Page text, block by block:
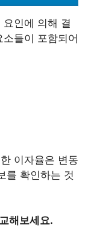
인에 의해 결
들이 포함되어
이자율은 변동
를 확인하는 것
해보세요.